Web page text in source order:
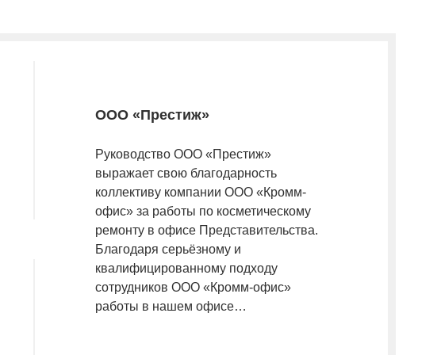
ООО «Престиж»
Руководство ООО «Престиж»
выражает свою благодарность
коллективу компании ООО «Кромм-
офис» за работы по косметическому
ремонту в офисе Представительства.
Благодаря серьёзному и
квалифицированному подходу
сотрудников ООО «Кромм-офис»
работы в нашем офисе…